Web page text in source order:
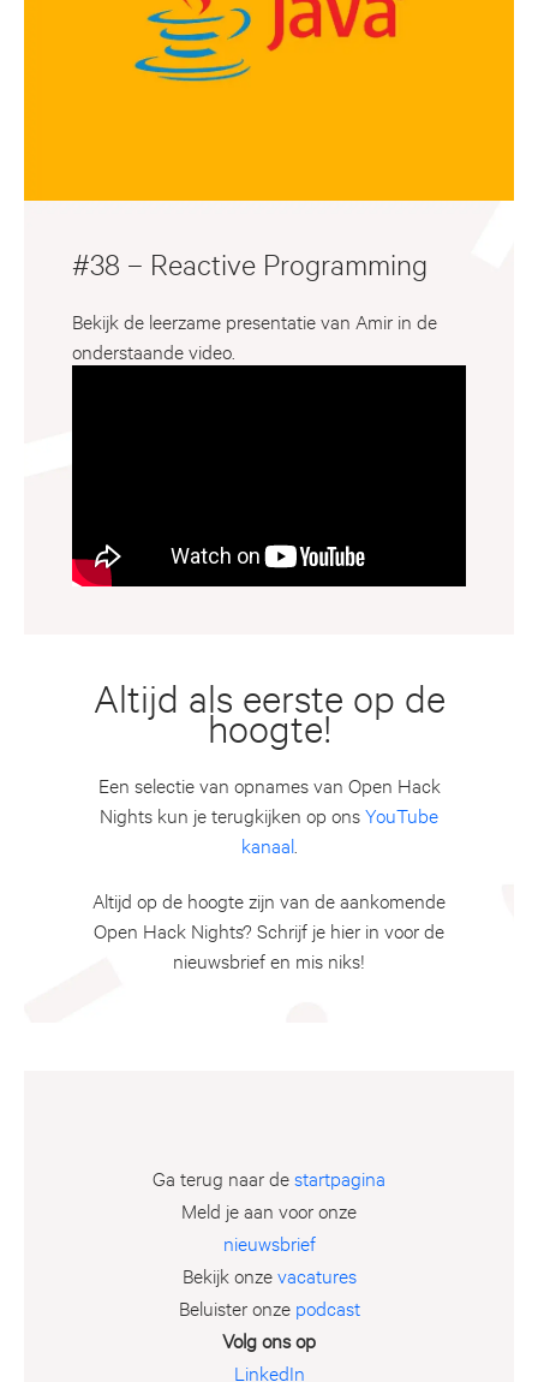
#38 – Reactive Programming
Bekijk de leerzame presentatie van Amir in de
onderstaande video.
Altijd als eerste op de
hoogte!
Een selectie van opnames van Open Hack
Nights kun je terugkijken op onsYouTube
kanaal.
Altijd op de hoogte zijn van de aankomende
Open Hack Nights? Schrijf je hier in voor de
nieuwsbrief en mis niks!
Ga terug naar destartpagina
Meld je aan voor onze
nieuwsbrief
Bekijk onzevacatures
Beluister onze podcast
Volg ons op
LinkedIn